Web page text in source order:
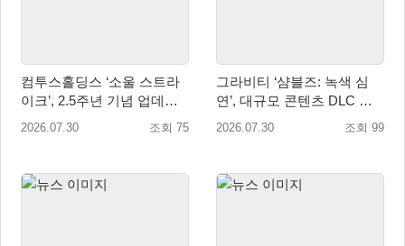
컴투스홀딩스 ‘소울 스트라
이크’, 2.5주년 기념 업데이
트… 감사 선물 풍성
2026.07.30 조회 75
그라비티 ‘샴블즈: 녹색 심
연’, 대규모 콘텐츠 DLC 정
식 출시
2026.07.30 조회 99